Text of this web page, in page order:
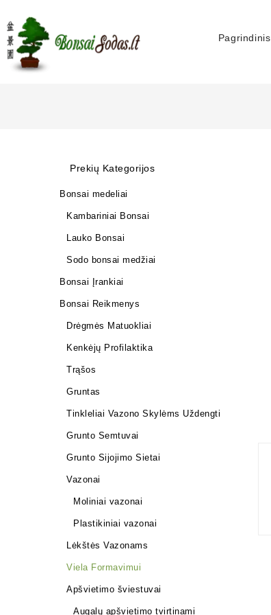
Pagrindinis
Prekių Kategorijos
Bonsai medeliai
Kambariniai Bonsai
Lauko Bonsai
Sodo bonsai medžiai
Bonsai Įrankiai
Bonsai Reikmenys
Drėgmės Matuokliai
Kenkėjų Profilaktika
Trąšos
Gruntas
Tinkleliai Vazono Skylėms Uždengti
Grunto Semtuvai
Grunto Sijojimo Sietai
Vazonai
Moliniai vazonai
Plastikiniai vazonai
Lėkštės Vazonams
Viela Formavimui
Apšvietimo šviestuvai
Augalų apšvietimo tvirtinami